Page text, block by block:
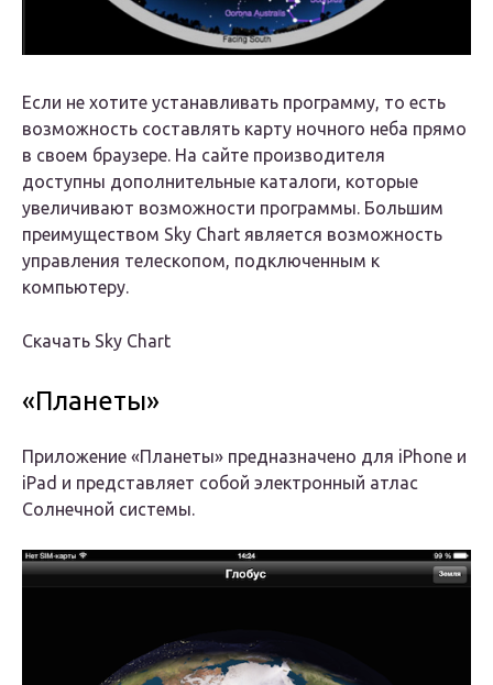
Если не хотите устанавливать программу, то есть
возможность составлять карту ночного неба прямо
в своем браузере. На сайте производителя
доступны дополнительные каталоги, которые
увеличивают возможности программы. Большим
преимуществом Sky Chart является возможность
управления телескопом, подключенным к
компьютеру.
Скачать Sky Chart
«Планеты»
Приложение «Планеты» предназначено для iPhone и
iPad и представляет собой электронный атлас
Солнечной системы.